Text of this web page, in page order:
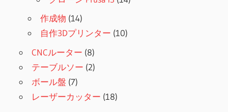
作成物 (14)
自作3Dプリンター (10)
CNCルーター (8)
テーブルソー (2)
ボール盤 (7)
レーザーカッター (18)